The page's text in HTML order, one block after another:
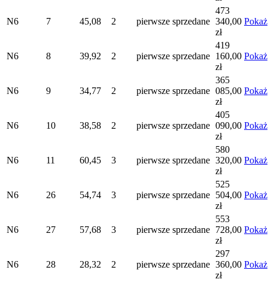
N6 7 45,08 2 pierwsze sprzedane
473
340,00
zł
Pokaż
N6 8 39,92 2 pierwsze sprzedane
419
160,00
zł
Pokaż
N6 9 34,77 2 pierwsze sprzedane
365
085,00
zł
Pokaż
N6 10 38,58 2 pierwsze sprzedane
405
090,00
zł
Pokaż
N6 11 60,45 3 pierwsze sprzedane
580
320,00
zł
Pokaż
N6 26 54,74 3 pierwsze sprzedane
525
504,00
zł
Pokaż
N6 27 57,68 3 pierwsze sprzedane
553
728,00
zł
Pokaż
N6 28 28,32 2 pierwsze sprzedane
297
360,00
zł
Pokaż